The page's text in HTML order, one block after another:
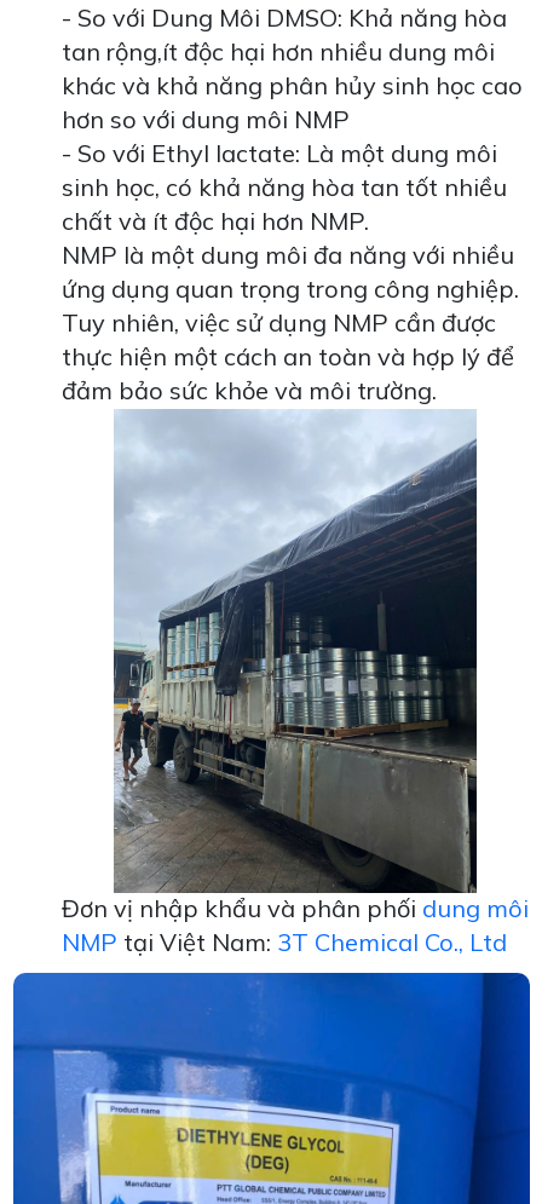
- So với Dung Môi DMSO: Khả năng hòa
tan rộng,ít độc hại hơn nhiều dung môi
khác và khả năng phân hủy sinh học cao
hơn so với dung môi NMP
- So với Ethyl lactate: Là một dung môi
sinh học, có khả năng hòa tan tốt nhiều
chất và ít độc hại hơn NMP.
NMP là một dung môi đa năng với nhiều
ứng dụng quan trọng trong công nghiệp.
Tuy nhiên, việc sử dụng NMP cần được
thực hiện một cách an toàn và hợp lý để
đảm bảo sức khỏe và môi trường.
Đơn vị nhập khẩu và phân phối dung môi
NMP tại Việt Nam: 3T Chemical Co., Ltd